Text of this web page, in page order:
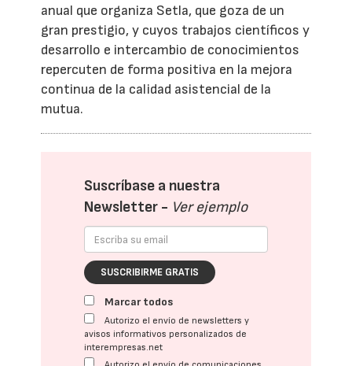
anual que organiza Setla, que goza de un
gran prestigio, y cuyos trabajos científicos y
desarrollo e intercambio de conocimientos
repercuten de forma positiva en la mejora
continua de la calidad asistencial de la
mutua.
Suscríbase a nuestra
Newsletter - Ver ejemplo
SUSCRIBIRME GRATIS
Marcar todos
Autorizo el envío de newsletters y
avisos informativos personalizados de
interempresas.net